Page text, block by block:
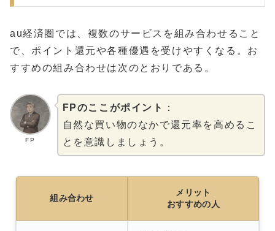
au経済圏では、複数のサービスを組み合わせること
で、ポイント還元や各種優遇を受けやすくなる。お
すすめの組み合わせは次のとおりである。
FP
FPのここがポイント
：
自然な買い物のなかで還元率を高めるこ
とを意識しましょう。
組み合わせ
メリット
おすすめの人